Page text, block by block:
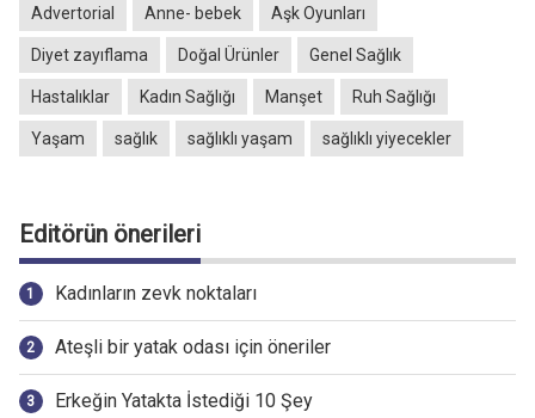
Advertorial Anne- bebek Aşk Oyunları
Diyet zayıflama Doğal Ürünler Genel Sağlık
Hastalıklar Kadın Sağlığı Manşet Ruh Sağlığı
Yaşam sağlık sağlıklı yaşam sağlıklı yiyecekler
Editörün önerileri
Kadınların zevk noktaları
Ateşli bir yatak odası için öneriler
Erkeğin Yatakta İstediği 10 Şey